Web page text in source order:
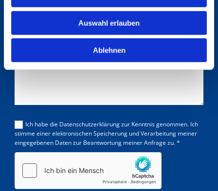
Auswahl erlauben
Ablehnen
Ich habe die Datenschutzerklärung zur Kenntnis genommen. Ich
stimme einer elektronischen Speicherung und Verarbeitung meiner
eingegebenen Daten zur Beantwortung meiner Anfrage zu. *